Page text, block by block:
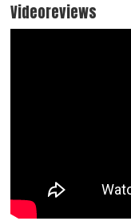
Videoreviews